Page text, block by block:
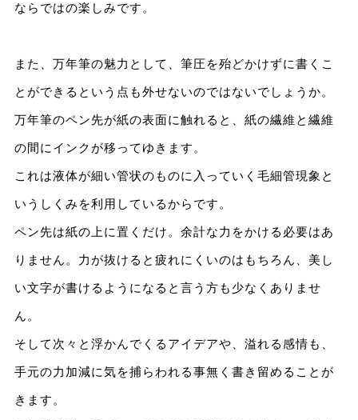
ならではの楽しみです。
また、万年筆の魅力として、筆圧を殆どかけずに書くこ
とができるという点も外せないのではないでしょうか。
万年筆のペン先が紙の表面に触れると、紙の繊維と繊維
の間にインクが移ってゆきます。
これは液体が細い管状のものに入っていく毛細管現象と
いうしくみを利用しているからです。
ペン先は紙の上に置くだけ。余計な力をかける必要はあ
りません。力が抜けると疲れにくいのはもちろん、美し
い文字が書けるようになると言う方も少なくありませ
ん。
そして次々と浮かんでくるアイデアや、溢れる感情も、
手元の力加減に気を捕らわれる事無く書き留めることが
きます。